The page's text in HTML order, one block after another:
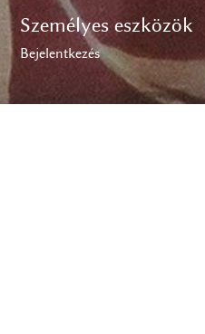
Személyes eszközök
Bejelentkezés